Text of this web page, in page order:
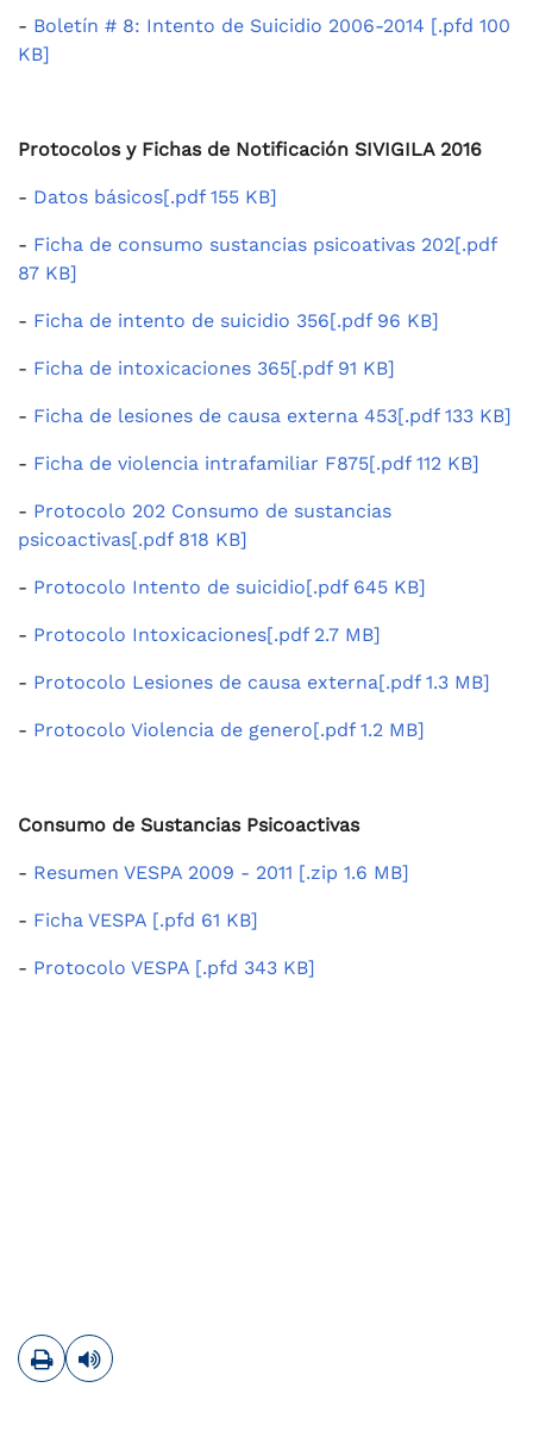
- Boletín # 8: Intento de Suicidio 2006-2014 [.pfd 100
KB]
Protocolos y Fichas de Notificación SIVIGILA 2016
- Datos básicos[.pdf 155 KB]
- Ficha de consumo sustancias psicoativas 202[.pdf
87 KB]
- Ficha de intento de suicidio 356[.pdf 96 KB]
- Ficha de intoxicaciones 365[.pdf 91 KB]
- Ficha de lesiones de causa externa 453[.pdf 133 KB]
- Ficha de violencia intrafamiliar F875[.pdf 112 KB]
- Protocolo 202 Consumo de sustancias
psicoactivas[.pdf 818 KB]
- Protocolo Intento de suicidio[.pdf 645 KB]
- Protocolo Intoxicaciones[.pdf 2.7 MB]
- Protocolo Lesiones de causa externa[.pdf 1.3 MB]
- Protocolo Violencia de genero[.pdf 1.2 MB]
Consumo de Sustancias Psicoactivas
- Resumen VESPA 2009 - 2011 [.zip 1.6 MB]
- Ficha VESPA [.pfd 61 KB]
- Protocolo VESPA [.pfd 343 KB]
ImprimirLeer contenido